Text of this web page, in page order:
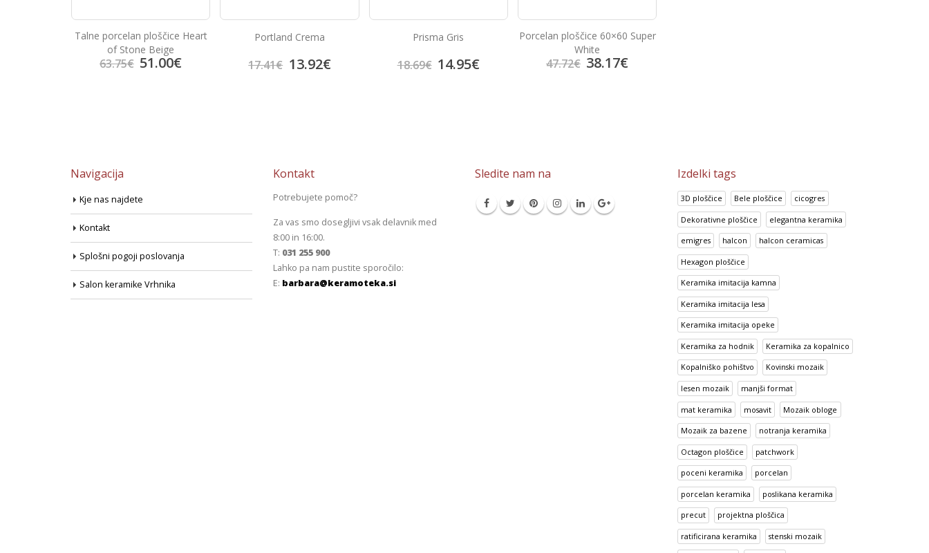
Talne porcelan ploščice Heart
of Stone Beige
63.75€ 51.00€
Portland Crema
17.41€ 13.92€
Prisma Gris
18.69€ 14.95€
Porcelan ploščice 60×60 Super
White
47.72€ 38.17€
Navigacija
Kje nas najdete
Kontakt
Splošni pogoji poslovanja
Salon keramike Vrhnika
Kontakt
Potrebujete pomoč?
Za vas smo dosegljivi vsak delavnik med
8:00 in 16:00.
T: 031 255 900
Lahko pa nam pustite sporočilo:
E: barbara@keramoteka.si
Sledite nam na Izdelki tags
3D ploščice Bele ploščice cicogres
Dekorativne ploščice elegantna keramika
emigres halcon halcon ceramicas
Hexagon ploščice
Keramika imitacija kamna
Keramika imitacija lesa
Keramika imitacija opeke
Keramika za hodnik Keramika za kopalnico
Kopalniško pohištvo Kovinski mozaik
lesen mozaik manjši format
mat keramika mosavit Mozaik obloge
Mozaik za bazene notranja keramika
Octagon ploščice patchwork
poceni keramika porcelan
porcelan keramika poslikana keramika
precut projektna ploščica
ratificirana keramika stenski mozaik